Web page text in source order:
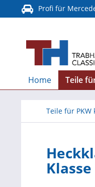
Profi für
Home Teile
Teile für PKW